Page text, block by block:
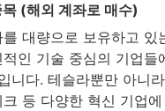
(해외 계좌로 매수)
를 대량으로 보유하고 있
인 기술 중심의 기업들
니다. 테슬라뿐만 아니
크 등 다양한 혁신 기업